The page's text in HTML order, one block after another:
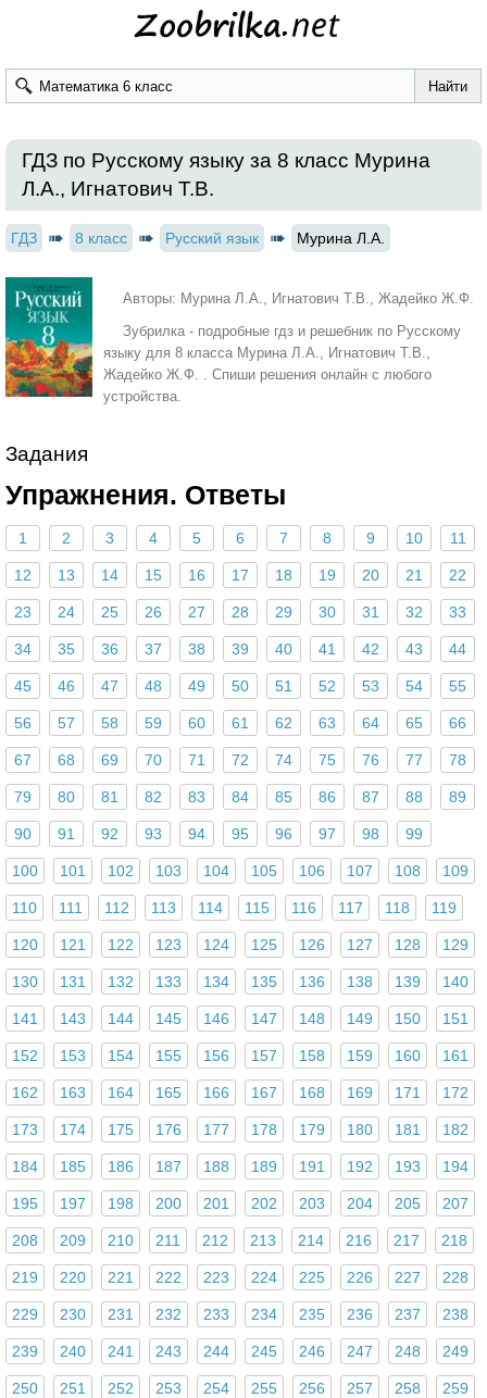
ГДЗ по Русскому языку за 8 класс Мурина
Л.А., Игнатович Т.В.
ГДЗ 8 класс Русский язык Мурина Л.А.
Авторы: Мурина Л.А., Игнатович Т.В., Жадейко Ж.Ф.
Зубрилка - подробные гдз и решебник по Русскому
языку для 8 класса Мурина Л.А., Игнатович Т.В.,
Жадейко Ж.Ф. . Спиши решения онлайн с любого
устройства.
Задания
Упражнения. Ответы
1 2 3 4 5 6 7 8 9 10 11
12 13 14 15 16 17 18 19 20 21 22
23 24 25 26 27 28 29 30 31 32 33
34 35 36 37 38 39 40 41 42 43 44
45 46 47 48 49 50 51 52 53 54 55
56 57 58 59 60 61 62 63 64 65 66
67 68 69 70 71 72 74 75 76 77 78
79 80 81 82 83 84 85 86 87 88 89
90 91 92 93 94 95 96 97 98 99
100 101 102 103 104 105 106 107 108 109
110 111 112 113 114 115 116 117 118 119
120 121 122 123 124 125 126 127 128 129
130 131 132 133 134 135 136 138 139 140
141 143 144 145 146 147 148 149 150 151
152 153 154 155 156 157 158 159 160 161
162 163 164 165 166 167 168 169 171 172
173 174 175 176 177 178 179 180 181 182
184 185 186 187 188 189 191 192 193 194
195 197 198 200 201 202 203 204 205 207
208 209 210 211 212 213 214 216 217 218
219 220 221 222 223 224 225 226 227 228
229 230 231 232 233 234 235 236 237 238
239 240 241 243 244 245 246 247 248 249
250 251 252 253 254 255 256 257 258 259